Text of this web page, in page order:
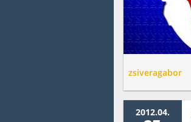
zsiveragabor
2012.04.